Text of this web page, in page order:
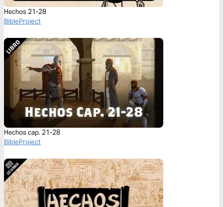
Hechos 21-28
BibleProject
Hechos cap. 21-28
BibleProject